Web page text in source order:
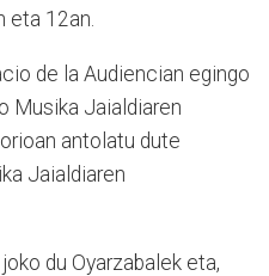
eta 12an.
de la Audiencian egingo
Musika Jaialdiaren
antolatu dute
Jaialdiaren
du Oyarzabalek eta,